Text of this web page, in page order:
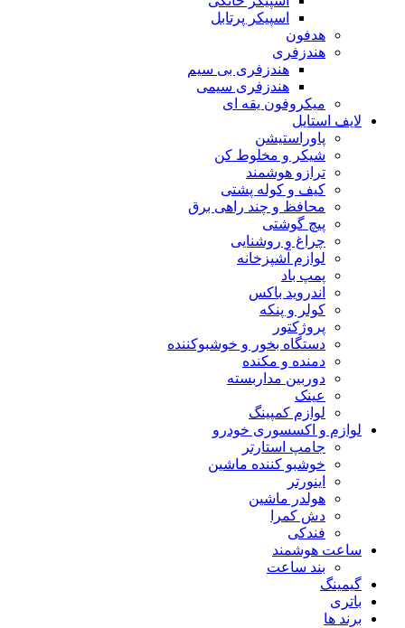
اسپیکر پرتابل
هدفون
هندزفری
هندزفری بی سیم
هندزفری سیمی
میکروفون یقه ای
لایف استایل
پاوراستیشن
شیکر و مخلوط کن
ترازو هوشمند
کیف و کوله پشتی
محافظ و چند راهی برق
پیچ گوشتی
چراغ و روشنایی
لوازم آشپزخانه
پمپ باد
اندروید باکس
کولر و پنکه
پروژکتور
دستگاه بخور و خوشبوکننده
دمنده و مکنده
دوربین مداربسته
عینک
لوازم کمپینگ
لوازم و اکسسوری خودرو
جامپ استارتر
خوشبو کننده ماشین
اینورتر
هولدر ماشین
دش کمرا
فندکی
ساعت هوشمند
بند ساعت
گیمینگ
باتری
برند ها